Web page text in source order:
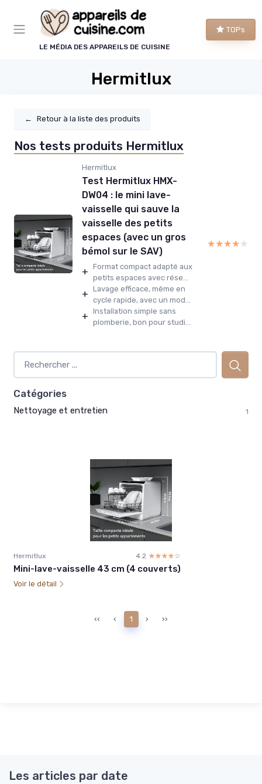
LE MÉDIA DES APPAREILS DE CUISINE
TOPs
Hermitlux
← Retour à la liste des produits
Nos tests produits Hermitlux
Hermitlux
Test Hermitlux HMX-
DW04 : le mini lave-
vaisselle qui sauve la
vaisselle des petits
espaces (avec un gros
bémol sur le SAV)
+ Format compact adapté aux
petits espaces avec rése...
+ Lavage efficace, même en
cycle rapide, avec un mod...
+ Installation simple sans
plomberie, bon pour studi...
★★★★★
★★★★★
Catégories
Nettoyage et entretien 1
Hermitlux 4.2 ☆☆☆☆☆
★★★★★
Mini-lave-vaisselle 43 cm (4 couverts)
Voir le détail
‹‹ ‹ 1 › ››
Les articles par date
Panneau de gestion des cookies